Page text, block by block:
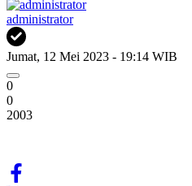
administrator
Jumat, 12 Mei 2023 - 19:14 WIB
0
0
2003